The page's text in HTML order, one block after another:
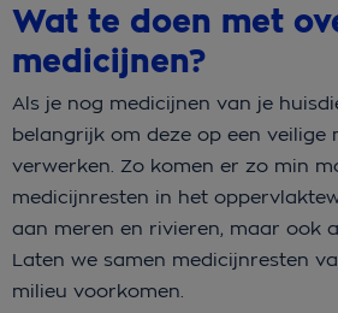
Wat te doen met
medicijnen?
Als je nog medicijnen van je
belangrijk om deze op een veilige
verwerken. Zo komen er zo min
medicijnresten in het
aan meren en rivieren, maar ook
Laten we samen medicijnresten
milieu voorkomen.